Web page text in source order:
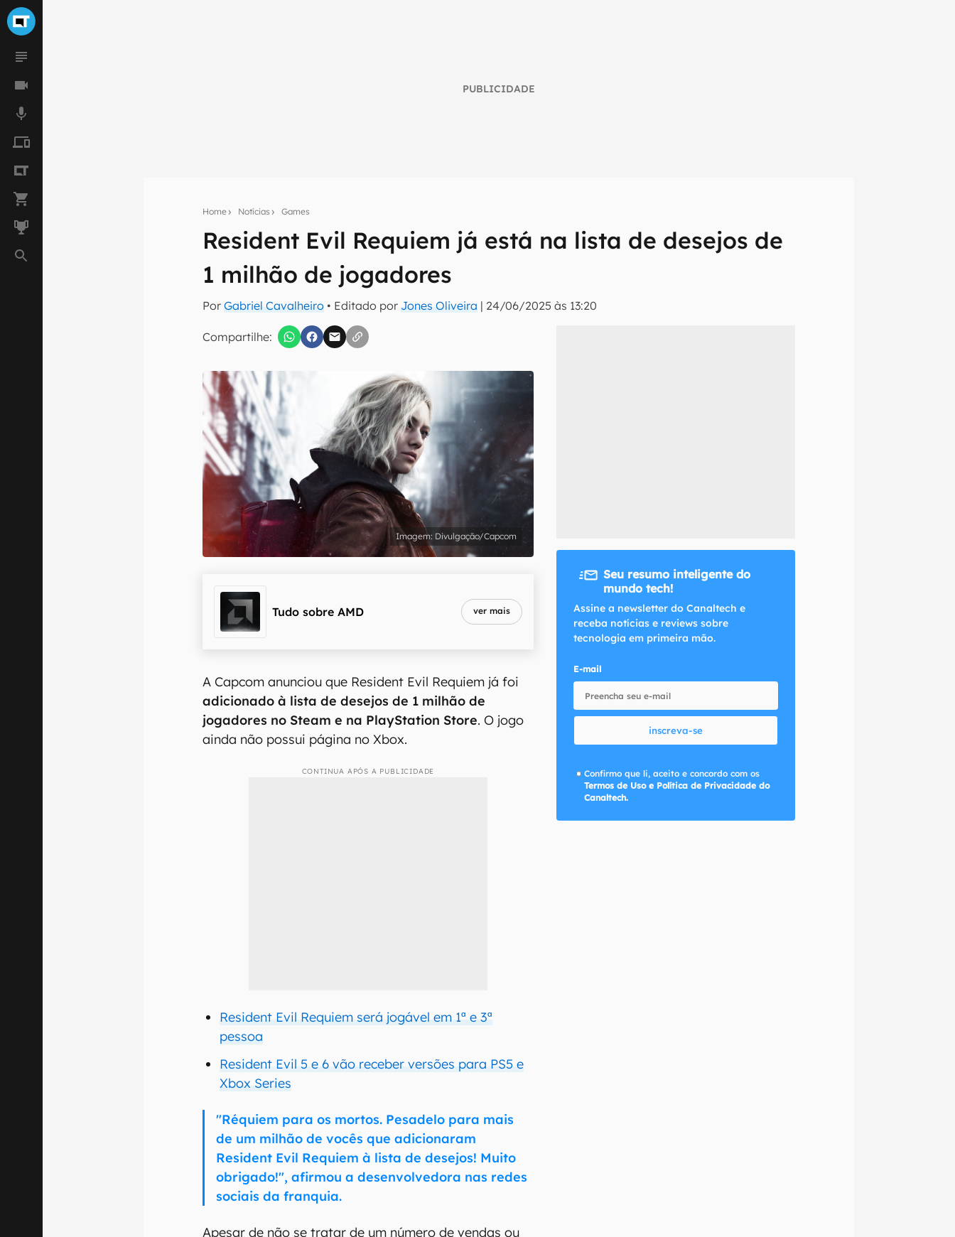
PUBLICIDADE
Home Notícias Games
Resident Evil Requiem já está na lista de desejos de
1 milhão de jogadores
PorGabriel Cavalheiro • Editado por Jones Oliveira | 24/06/2025 às 13:20
Compartilhe:
Seu resumo inteligente do mundo tech!
mão.
E-mail
Confirmo que li, aceito e concordo com os
Divulgação/Capcom
Tudo sobre AMD ver mais
A Capcom anunciou que Resident Evil Requiem já foi
adicionado à lista de desejos de 1 milhão de
jogadores no Steam e na PlayStation Store. O jogo
ainda não possui página no Xbox.
CONTINUA APÓS A PUBLICIDADE
Resident Evil Requiem será jogável em 1ª e 3ª
pessoa
Resident Evil 5 e 6 vão receber versões para PS5 e
Xbox Series
"Réquiem para os mortos. Pesadelo para mais
de um milhão de vocês que adicionaram
Resident Evil Requiem à lista de desejos! Muito
obrigado!", afirmou a desenvolvedora nas redes
sociais da franquia.
Apesar de não se tratar de um número de vendas ou
Seu resumo inteligente do
mundo tech!
Assine a newsletter do Canaltech e
receba notícias e reviews sobre
tecnologia em primeira mão.
E-mail
inscreva-se
Confirmo que li, aceito e concordo com os
Termos de Uso e Política de Privacidade do
Canaltech.